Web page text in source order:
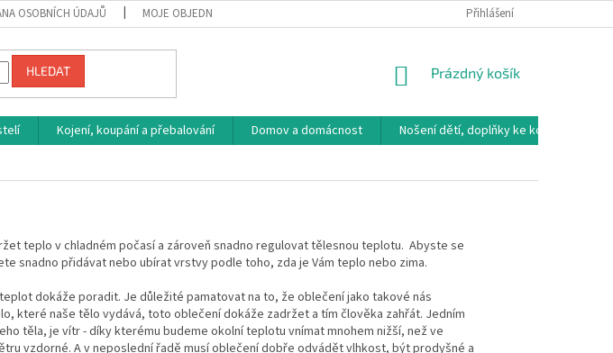
OSOBNÍCH ÚDAJŮ MOJE OBJEDNÁVKA DOPRAVA, PLATBY A
Přihlášení
HLEDAT
NÁKUPNÍ
Prázdný košík
Kojení, koupání a přebalování Domov a domácnost
Nošení dětí, doplňky ke kočárkům
teplo v chladném počasí a zároveň snadno regulovat tělesnou teplotu. Abyste se
snadno přidávat nebo ubírat vrstvy podle toho, zda je Vám teplo nebo zima.
dokáže poradit. Je důležité pamatovat na to, že oblečení jako takové nás
které naše tělo vydává, toto oblečení dokáže zadržet a tím člověka zahřát. Jedním
těla, je vítr - díky kterému budeme okolní teplotu vnímat mnohem nižší, než ve
vzdorné. A v neposlední řadě musí oblečení dobře odvádět vlhkost, být prodyšné a